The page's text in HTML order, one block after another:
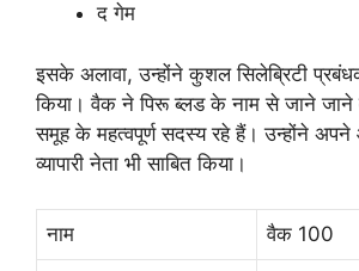
द गेम
इसके अलावा, उन्होंने कुशल सिलेब्रिटी
किया। वैक ने पिरू ब्लड के नाम से जाने जाने
समूह के महत्वपूर्ण सदस्य रहे हैं। उन्होंने
व्यापारी नेता भी साबित किया।
नाम वैक 100